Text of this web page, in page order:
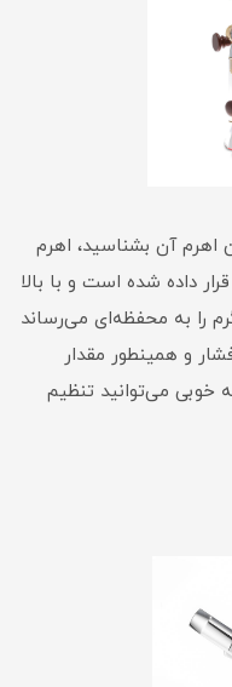
اهرم آن بشناسید، اهرم
داده شده است و با بالا
را به محفظه‌ای می‌رساند
و همینطور مقدار
خوبی می‌توانید تنظیم